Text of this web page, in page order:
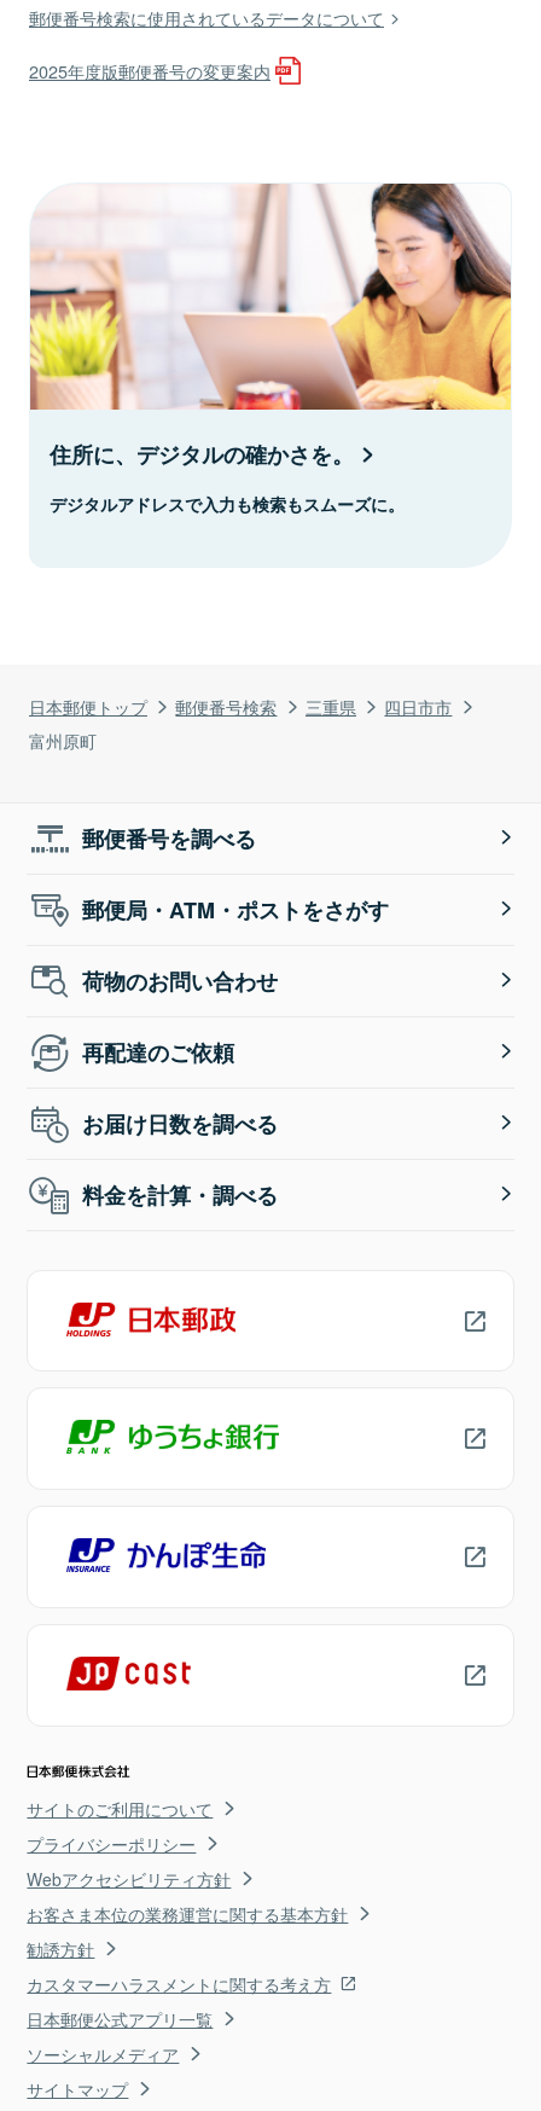
日本郵便トップ 郵便番号検索 三重県
四日市市
富州原町
郵便番号検索に使用されているデータについて
2025年度版郵便番号の変更案内
住所に、デジタルの確かさを。
デジタルアドレスで入力も検索もスムーズに。
郵便番号を調べる
郵便局・ATM・ポストをさがす
荷物のお問い合わせ
再配達のご依頼
お届け日数を調べる
料金を計算・調べる
サイトのご利用について
プライバシーポリシー
Webアクセシビリティ方針
お客さま本位の業務運営に関する基本方針
勧誘方針
カスタマーハラスメントに関する考え方
日本郵便公式アプリ一覧
ソーシャルメディア
サイトマップ